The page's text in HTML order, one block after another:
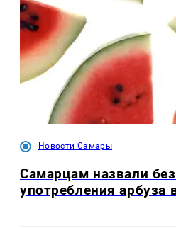
Новости Самары
Самарцам назвали
употребления арбуза